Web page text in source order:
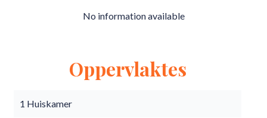
No information available
Oppervlaktes
1 Huiskamer